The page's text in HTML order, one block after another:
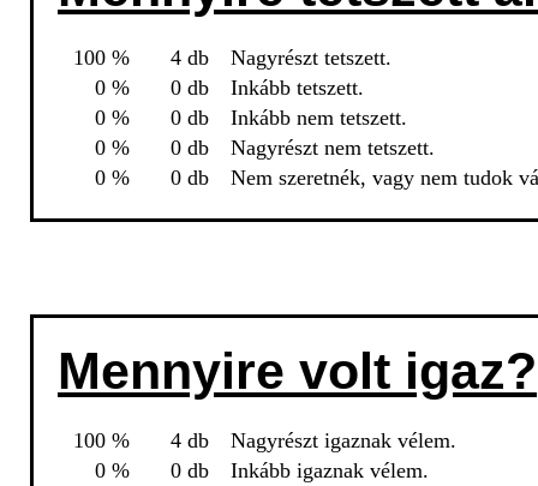
100 % 4 db
Nagyrészt tetszett.
0 %
0 db
Inkább tetszett.
0 %
0 db
Inkább nem tetszett.
0 %
0 db
Nagyrészt nem tetszett.
0 %
0 db Nem szeretnék, vagy nem tudok
Mennyire volt igaz?
100 % 4 db
Nagyrészt igaznak vélem.
0 %
0 db
Inkább igaznak vélem.